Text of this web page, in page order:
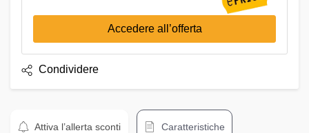
Accedere all’offerta
Condividere
Attiva l’allerta sconti Caratteristiche